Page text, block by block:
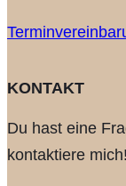
KONTAKT
Du hast eine
kontaktiere mich!